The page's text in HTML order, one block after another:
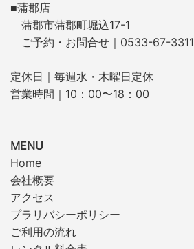
■蒲郡店
蒲郡市蒲郡町堀込17-1
ご予約・お問合せ｜0533-67-3311
定休日｜毎週水・木曜日定休
営業時間｜10：00〜18：00
MENU
Home
会社概要
アクセス
プラリバシーポリシー
ご利用の流れ